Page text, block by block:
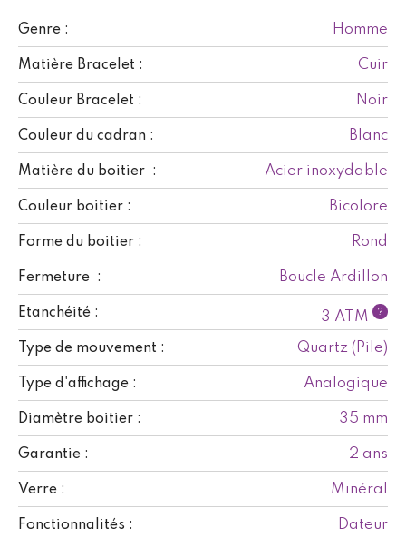
Genre : Homme
Matière Bracelet : Cuir
Couleur Bracelet : Noir
Couleur du cadran : Blanc
Matière du boitier : Acier inoxydable
Couleur boitier : Bicolore
Forme du boitier : Rond
Fermeture : Boucle Ardillon
Etanchéité : 3 ATM ?
Type de mouvement : Quartz (Pile)
Type d'affichage : Analogique
Diamètre boitier : 35 mm
Garantie : 2 ans
Verre : Minéral
Fonctionnalités : Dateur